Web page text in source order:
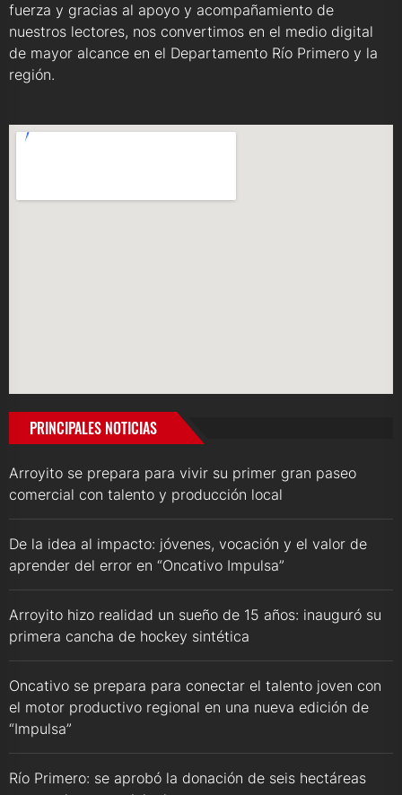
fuerza y gracias al apoyo y acompañamiento de
nuestros lectores, nos convertimos en el medio digital
de mayor alcance en el Departamento Río Primero y la
región.
PRINCIPALES NOTICIAS
Arroyito se prepara para vivir su primer gran paseo
comercial con talento y producción local
De la idea al impacto: jóvenes, vocación y el valor de
aprender del error en “Oncativo Impulsa”
Arroyito hizo realidad un sueño de 15 años: inauguró su
primera cancha de hockey sintética
Oncativo se prepara para conectar el talento joven con
el motor productivo regional en una nueva edición de
“Impulsa”
Río Primero: se aprobó la donación de seis hectáreas